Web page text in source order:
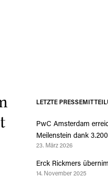
LETZTE
PwC Amsterdam
Meilenstein dank
23. März 2026
Erck Rickmers
14. November 2025